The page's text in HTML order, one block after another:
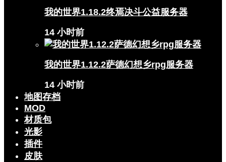
我的世界1.18.2终焉决斗公益服务器
14 小时前
我的世界1.12.2萨德幻想乡rpg服务器
14 小时前
地图存档
MOD
材质包
光影
插件
皮肤